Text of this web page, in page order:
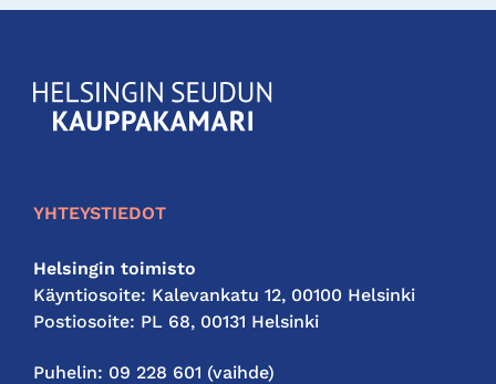
KauppakamariHelsingin
seudun
YHTEYSTIEDOT
Helsingin toimisto
Käyntiosoite: Kalevankatu 12, 00100 Helsinki
Postiosoite: PL 68, 00131 Helsinki
Puhelin: 09 228 601 (vaihde)